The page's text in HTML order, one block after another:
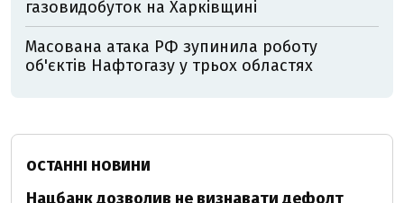
газовидобуток на Харківщині
Масована атака РФ зупинила роботу
об'єктів Нафтогазу у трьох областях
ОСТАННІ НОВИНИ
Нацбанк дозволив не визнавати дефолт